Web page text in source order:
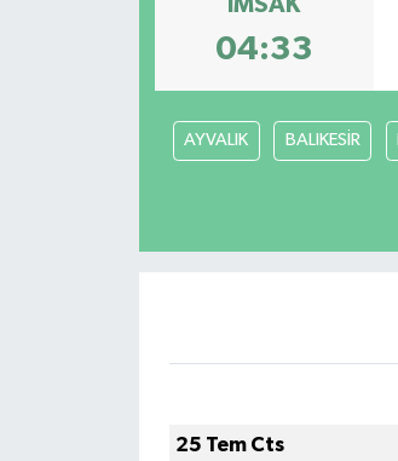
İMSAK
04:33
AYVALIK BALIKESİR
25 Tem Cts